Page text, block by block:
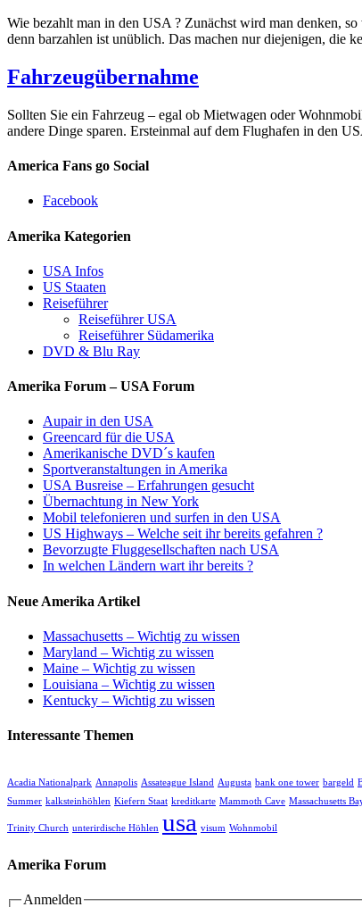
Wie bezahlt man in den USA ? Zunächst wird man denken,
denn barzahlen ist unüblich. Das machen nur diejenigen, die
Fahrzeugübernahme
Sollten Sie ein Fahrzeug – egal ob Mietwagen oder
andere Dinge sparen. Ersteinmal auf dem Flughafen in den
America Fans go Social
Facebook
Amerika Kategorien
USA Infos
US Staaten
Reiseführer
Reiseführer USA
Reiseführer Südamerika
DVD & Blu Ray
Amerika Forum – USA Forum
Aupair in den USA
Greencard für die USA
Amerikanische DVD´s kaufen
Sportveranstaltungen in Amerika
USA Busreise – Erfahrungen gesucht
Übernachtung in New York
Mobil telefonieren und surfen in den USA
US Highways – Welche seit ihr bereits gefahren ?
Bevorzugte Fluggesellschaften nach USA
In welchen Ländern wart ihr bereits ?
Neue Amerika Artikel
Massachusetts – Wichtig zu wissen
Maryland – Wichtig zu wissen
Maine – Wichtig zu wissen
Louisiana – Wichtig zu wissen
Kentucky – Wichtig zu wissen
Interessante Themen
Acadia Nationalpark Annapolis Assateague Island Augusta bank one tower bargeld
Summer kalksteinhöhlen Kiefern Staat kreditkarte Mammoth Cave Massachusetts
Trinity Church unterirdische Höhlen usa visum Wohnmobil
Amerika Forum
Anmelden